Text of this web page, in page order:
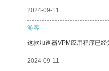
2024-09-11
游客
这款加速器VPM应用程序已经
2024-09-11